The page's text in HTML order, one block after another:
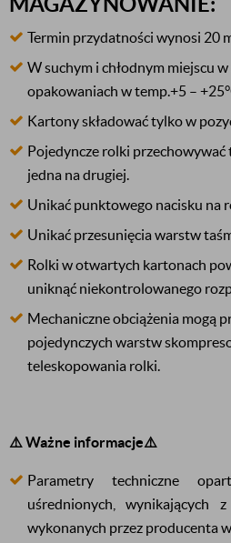
Termin przydatności wynosi 20
W suchym i chłodnym miejscu
opakowaniach w temp.+5 –
Kartony składować tylko w
Pojedyncze rolki przechowywać
jedna na drugiej.
Unikać punktowego nacisku na
Unikać przesunięcia warstw
Rolki w otwartych kartonach
uniknąć niekontrolowanego
Mechaniczne obciążenia mogą
pojedynczych warstw
teleskopowania rolki.
⚠️ Ważne informacje⚠️
Parametry techniczne
uśrednionych, wynikających
wykonanych przez producenta